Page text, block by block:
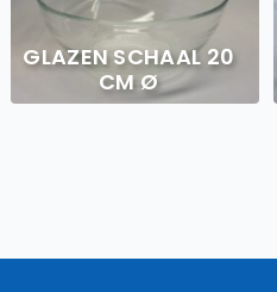
GLAZEN SCHAAL 20
CM Ø